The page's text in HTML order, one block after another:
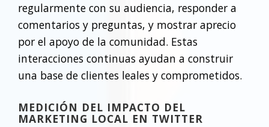
regularmente con su audiencia, responder a
comentarios y preguntas, y mostrar aprecio
por el apoyo de la comunidad. Estas
interacciones continuas ayudan a construir
una base de clientes leales y comprometidos.
MEDICIÓN DEL IMPACTO DEL
MARKETING LOCAL EN TWITTER